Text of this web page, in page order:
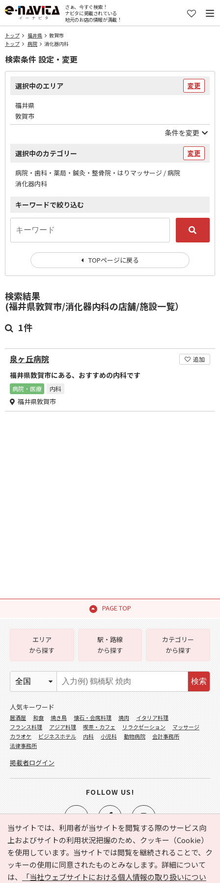
さぁ、今すぐ検索！
ナビタに掲載されている
地元のお店の情報が満載！
トップ 福井県
敦賀市
トップ
病院 消化器内科
検索結果
(福井県敦賀市/消化器内科の店舗/施設一覧）
1件
泉ヶ丘病院 追加
福井県敦賀市にある、おすすめの内科です
病院・医療 内科
福井県敦賀市
検索条件 設定・変更
選択中のエリア 変更
福井県
敦賀市
条件を変更
選択中のカテゴリー 変更
病院・歯科・薬局・鍼灸・整骨院・はりマッサージ / 病院
消化器内科
キーワードで絞り込む
TOPページに戻る
PAGE TOP
当サイトでは、利用者が当サイトを閲覧する際のサービス向
上およびサイトの利用状況把握のため、クッキー（Cookie）
を使用しています。当サイトでは閲覧を継続されることで、ク
ッキーの使用に同意されたものとみなします。詳細について
は、
「当社ウェブサイトにおける個人情報の取り扱いについ
e-NAVITA（イーナビタ）とは？ お気に入り
ヘルプ
利用規約
個人情報の取り扱いについて
運営会社
エリア
から探す
駅・路線
から探す
カテゴリー
から探す
検索
人気キーワード
居酒屋 和食 焼き鳥 懐石・会席料理 焼肉
イタリア料理
フランス料理
アジア料理 喫茶・カフェ リラクゼーション
マッサージ
カラオケ
ビジネスホテル 内科 小児科 動物病院
会計事務所
法律事務所
掲載者ログイン
FOLLOW US!